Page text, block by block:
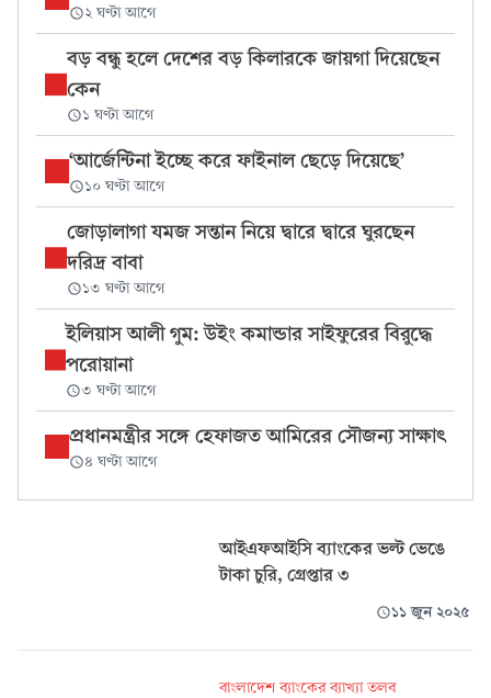
২ ঘণ্টা আগে
বড় বন্ধু হলে দেশের বড় কিলারকে জায়গা দিয়েছেন
কেন
১ ঘণ্টা আগে
‘আর্জেন্টিনা ইচ্ছে করে ফাইনাল ছেড়ে দিয়েছে’
১০ ঘণ্টা আগে
জোড়ালাগা যমজ সন্তান নিয়ে দ্বারে দ্বারে ঘুরছেন
দরিদ্র বাবা
১৩ ঘণ্টা আগে
ইলিয়াস আলী গুম: উইং কমান্ডার সাইফুরের বিরুদ্ধে
পরোয়ানা
৩ ঘণ্টা আগে
প্রধানমন্ত্রীর সঙ্গে হেফাজত আমিরের সৌজন্য সাক্ষাৎ
৪ ঘণ্টা আগে
আইএফআইসি ব্যাংকের ভল্ট ভেঙে
টাকা চুরি, গ্রেপ্তার ৩
১১ জুন ২০২৫
বাংলাদেশ ব্যাংকের ব্যাখ্যা তলব